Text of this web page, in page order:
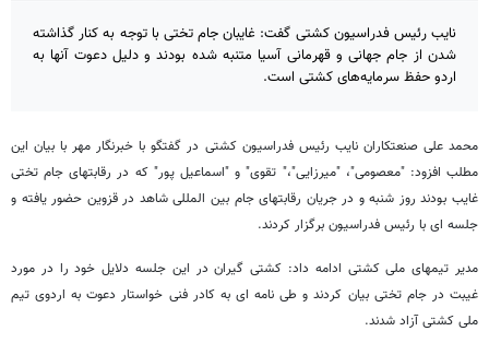
نایب رئیس فدراسیون کشتی گفت: غایبان جام تختی با توجه به کنار گذاشته
شدن از جام جهانی و قهرمانی آسیا متنبه شده بودند و دلیل دعوت آنها به
اردو حفظ سرمایه‌های کشتی است.
محمد علی صنعتکاران نایب رئیس فدراسیون کشتی در گفتگو با خبرنگار مهر با بیان این
مطلب افزود: "معصومی"، "میرزایی"،" تقوی" و "اسماعیل پور" که در رقابتهای جام تختی
غایب بودند روز شنبه و در جریان رقابتهای جام بین المللی شاهد در قزوین حضور یافته و
جلسه ای با رئیس فدراسیون برگزار کردند.
مدیر تیمهای ملی کشتی ادامه داد: کشتی گیران در این جلسه دلایل خود را در مورد
غیبت در جام تختی بیان کردند و طی نامه ای به کادر فنی خواستار دعوت به اردوی تیم
ملی کشتی آزاد شدند.